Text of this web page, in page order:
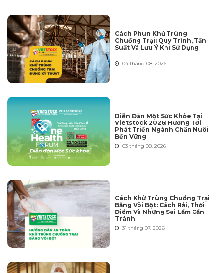
Cách Phun Khử Trùng
Chuồng Trại: Quy Trình, Tần
Suất Và Lưu Ý Khi Sử Dụng
04 tháng 08. 2026
Diễn Đàn Một Sức Khỏe Tại
Vietstock 2026: Hướng Tới
Phát Triển Ngành Chăn Nuôi
Bền Vững
03 tháng 08. 2026
Cách Khử Trùng Chuồng Trại
Bằng Vôi Bột: Cách Rải, Thời
Điểm Và Những Sai Lầm Cần
Tránh
31 tháng 07. 2026